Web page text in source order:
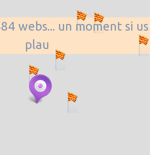
webs... un moment si us
plau